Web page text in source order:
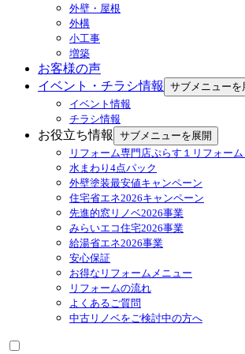
外壁・屋根
外構
小工事
増築
お客様の声
イベント・チラシ情報
サブメニューを
イベント情報
チラシ情報
お役立ち情報
サブメニューを展開
リフォーム専門店ぷらす１リフォー
水まわり4点パック
外壁塗装最安値キャンペーン
住宅省エネ2026キャンペーン
先進的窓リノベ2026事業
みらいエコ住宅2026事業
給湯省エネ2026事業
安心保証
お得なリフォームメニュー
リフォームの流れ
よくあるご質問
中古リノベをご検討中の方へ